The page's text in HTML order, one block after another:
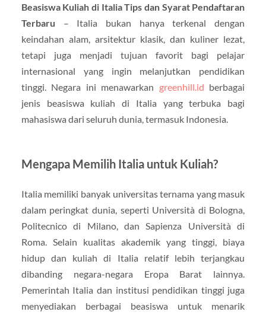
Beasiswa Kuliah di Italia Tips dan Syarat Pendaftaran
Terbaru – Italia bukan hanya terkenal dengan
keindahan alam, arsitektur klasik, dan kuliner lezat,
tetapi juga menjadi tujuan favorit bagi pelajar
internasional yang ingin melanjutkan pendidikan
tinggi. Negara ini menawarkan greenhill.id berbagai
jenis beasiswa kuliah di Italia yang terbuka bagi
mahasiswa dari seluruh dunia, termasuk Indonesia.
Mengapa Memilih Italia untuk Kuliah?
Italia memiliki banyak universitas ternama yang masuk
dalam peringkat dunia, seperti Università di Bologna,
Politecnico di Milano, dan Sapienza Università di
Roma. Selain kualitas akademik yang tinggi, biaya
hidup dan kuliah di Italia relatif lebih terjangkau
dibanding negara-negara Eropa Barat lainnya.
Pemerintah Italia dan institusi pendidikan tinggi juga
menyediakan berbagai beasiswa untuk menarik